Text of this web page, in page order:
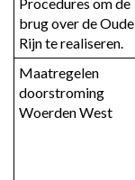
Omvang
huishoudelijk
restafval
Programma
Fysiek
beheer
openbare
brug over de Oude
Rijn te realiseren.
Maatregelen
doorstroming
Woerden West